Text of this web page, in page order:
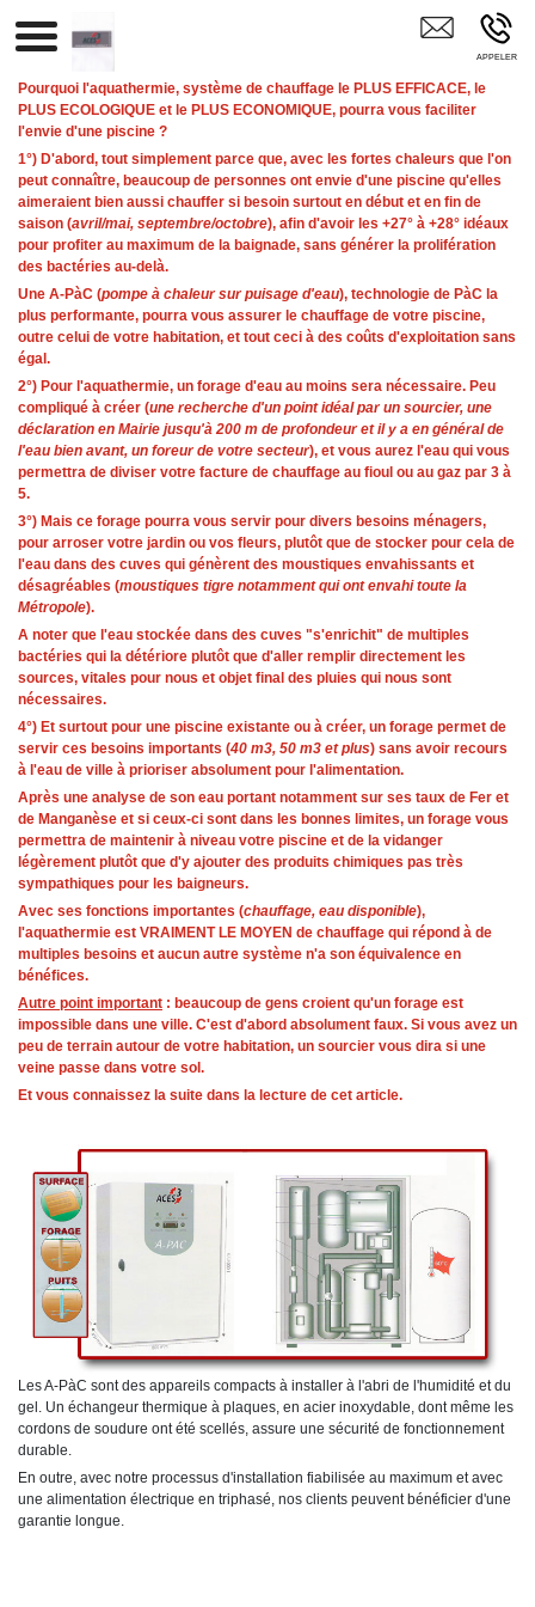
Pourquoi l'aquathermie, système de chauffage le PLUS EFFICACE, le
PLUS ECOLOGIQUE et le PLUS ECONOMIQUE, pourra vous faciliter
l'envie d'une piscine ?
1°) D'abord, tout simplement parce que, avec les fortes chaleurs que l'on
peut connaître, beaucoup de personnes ont envie d'une piscine qu'elles
aimeraient bien aussi chauffer si besoin surtout en début et en fin de
saison (avril/mai, septembre/octobre), afin d'avoir les +27° à +28° idéaux
pour profiter au maximum de la baignade, sans générer la prolifération
des bactéries au-delà.
Une A-PàC (pompe à chaleur sur puisage d'eau), technologie de PàC la
plus performante, pourra vous assurer le chauffage de votre piscine,
outre celui de votre habitation, et tout ceci à des coûts d'exploitation sans
égal.
2°) Pour l'aquathermie, un forage d'eau au moins sera nécessaire. Peu
compliqué à créer (une recherche d'un point idéal par un sourcier, une
déclaration en Mairie jusqu'à 200 m de profondeur et il y a en général de
l'eau bien avant, un foreur de votre secteur), et vous aurez l'eau qui vous
permettra de diviser votre facture de chauffage au fioul ou au gaz par 3 à
5.
3°) Mais ce forage pourra vous servir pour divers besoins ménagers,
pour arroser votre jardin ou vos fleurs, plutôt que de stocker pour cela de
l'eau dans des cuves qui génèrent des moustiques envahissants et
désagréables (moustiques tigre notamment qui ont envahi toute la
Métropole).
A noter que l'eau stockée dans des cuves "s'enrichit" de multiples
bactéries qui la détériore plutôt que d'aller remplir directement les
sources, vitales pour nous et objet final des pluies qui nous sont
nécessaires.
4°) Et surtout pour une piscine existante ou à créer, un forage permet de
servir ces besoins importants (40 m3, 50 m3 et plus) sans avoir recours
à l'eau de ville à prioriser absolument pour l'alimentation.
Après une analyse de son eau portant notamment sur ses taux de Fer et
de Manganèse et si ceux-ci sont dans les bonnes limites, un forage vous
permettra de maintenir à niveau votre piscine et de la vidanger
légèrement plutôt que d'y ajouter des produits chimiques pas très
sympathiques pour les baigneurs.
Avec ses fonctions importantes (chauffage, eau disponible),
l'aquathermie est VRAIMENT LE MOYEN de chauffage qui répond à de
multiples besoins et aucun autre système n'a son équivalence en
bénéfices.
Autre point important : beaucoup de gens croient qu'un forage est
impossible dans une ville. C'est d'abord absolument faux. Si vous avez un
peu de terrain autour de votre habitation, un sourcier vous dira si une
veine passe dans votre sol.
Et vous connaissez la suite dans la lecture de cet article.
Les A-PàC sont des appareils compacts à installer à l'abri de l'humidité et du
gel. Un échangeur thermique à plaques, en acier inoxydable, dont même les
cordons de soudure ont été scellés, assure une sécurité de fonctionnement
durable.
En outre, avec notre processus d'installation fiabilisée au maximum et avec
une alimentation électrique en triphasé, nos clients peuvent bénéficier d'une
garantie longue.